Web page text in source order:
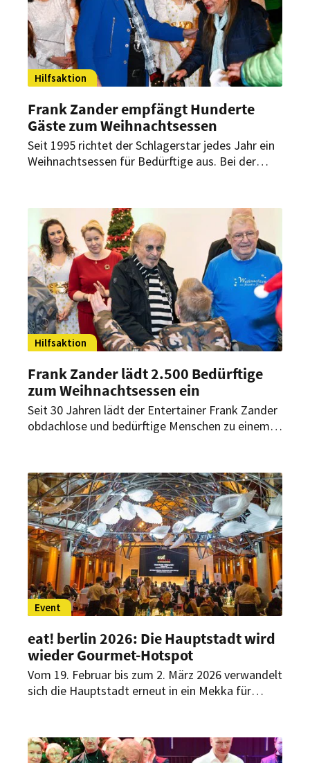
Hilfsaktion
Frank Zander empfängt Hunderte
Gäste zum Weihnachtsessen
Seit 1995 richtet der Schlagerstar jedes Jahr ein
Weihnachtsessen für Bedürftige aus. Bei der
Hilfsaktion
Frank Zander lädt 2.500 Bedürftige
zum Weihnachtsessen ein
Seit 30 Jahren lädt der Entertainer Frank Zander
obdachlose und bedürftige Menschen zu einem
Feiertage.
Event
eat! berlin 2026: Die Hauptstadt wird
wieder Gourmet-Hotspot
Vom 19. Februar bis zum 2. März 2026 verwandelt
sich die Hauptstadt erneut in ein Mekka für
außergewöhnlichen Dinner-Formaten und der
Premiere einer neuen Schaumweinmesse.